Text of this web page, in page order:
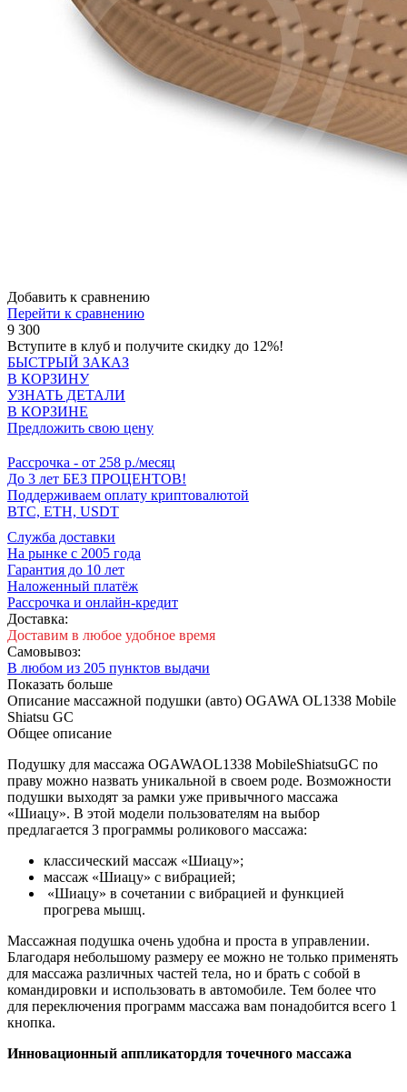
Добавить к сравнению
Перейти к сравнению
9 300
Вступите в клуб и получите скидку до 12%!
БЫСТРЫЙ ЗАКАЗ
В КОРЗИНУ
УЗНАТЬ ДЕТАЛИ
В КОРЗИНЕ
Предложить свою цену
Рассрочка - от 258 р./месяц
До 3 лет БЕЗ ПРОЦЕНТОВ!
Поддерживаем оплату криптовалютой
BTC, ETH, USDT
Cлужба доставки
На рынке с 2005 года
Гарантия до 10 лет
Наложенный платёж
Рассрочка и онлайн-кредит
Доставка:
Доставим в любое удобное время
Самовывоз:
В любом из 205 пунктов выдачи
Показать больше
Описание массажной подушки (авто) OGAWA OL1338 Mobile
Shiatsu GC
Общее описание
Подушку для массажа OGAWAOL1338 MobileShiatsuGC по
праву можно назвать уникальной в своем роде. Возможности
подушки выходят за рамки уже привычного массажа
«Шиацу». В этой модели пользователям на выбор
предлагается 3 программы роликового массажа:
классический массаж «Шиацу»;
массаж «Шиацу» с вибрацией;
«Шиацу» в сочетании с вибрацией и функцией
прогрева мышц.
Массажная подушка очень удобна и проста в управлении.
Благодаря небольшому размеру ее можно не только применять
для массажа различных частей тела, но и брать с собой в
командировки и использовать в автомобиле. Тем более что
для переключения программ массажа вам понадобится всего 1
кнопка.
Инновационный аппликатордля точечного массажа